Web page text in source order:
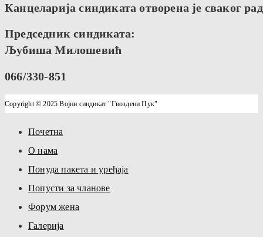
Канцеларија синдиката отворена је сваког
Председник синдиката:
Љубиша Милошевић
066/330-851
Copyright © 2025 Војни синдикат "Гвоздени Пук"
Почетна
О нама
Понуда пакета и уређаја
Попусти за чланове
Форум жена
Галерија